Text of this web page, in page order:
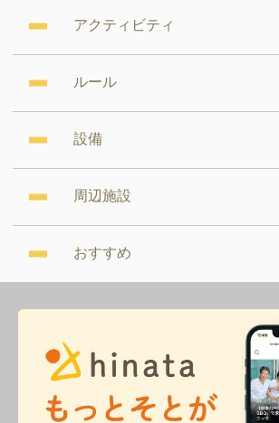
アクティビティ
ルール
設備
周辺施設
おすすめ